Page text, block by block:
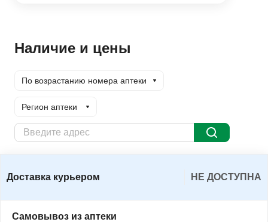
Наличие и цены
По возрастанию номера аптеки
Регион аптеки
Доставка курьером Заказать
Доставка курьером НЕ ДОСТУПНА
Самовывоз из аптеки